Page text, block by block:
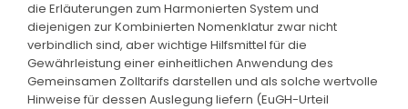
die Erläuterungen zum Harmonierten System und
diejenigen zur Kombinierten Nomenklatur zwar nicht
verbindlich sind, aber wichtige Hilfsmittel für die
Gewährleistung einer einheitlichen Anwendung des
Gemeinsamen Zolltarifs darstellen und als solche wertvolle
Hinweise für dessen Auslegung liefern (EuGH-Urteil